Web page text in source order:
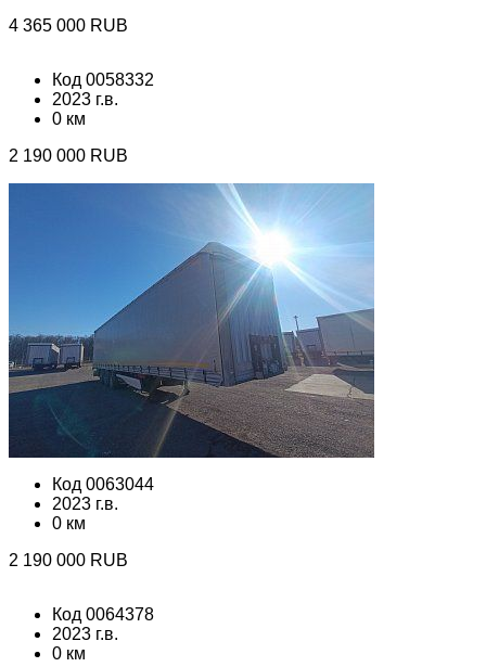
4 365 000 RUB
Код 0058332
2023 г.в.
0 км
2 190 000 RUB
Код 0063044
2023 г.в.
0 км
2 190 000 RUB
Код 0064378
2023 г.в.
0 км